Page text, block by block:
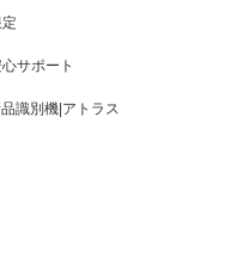
サポート
識別機|アトラス